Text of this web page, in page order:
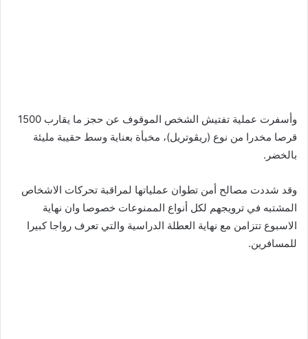
وأسفرت عملية تفتيش الشخص الموقوف عن حجز ما يقارب 1500
قرصا مخدرا من نوع (ريڤوتريل)، مخبأة بعناية وسط حقيبة مليئة
بالخضر.
وقد شددت مصالح أمن تطوان عملياتها لمراقبة تحركات الاشخاص
المشتبه في ترويجهم لكل أنواع الممنوعات خصوصا وان نهاية
الاسبوع تتزامن مع نهاية العطلة الدراسية والتي تعرف رواجا كبيرا
للمسافرين.